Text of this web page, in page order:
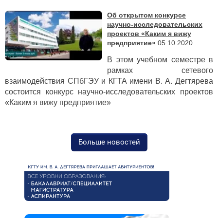
Об открытом конкурсе
научно-исследовательских
проектов «Каким я вижу
предприятие» 05.10.2020
В этом учебном семестре в
рамках сетевого
взаимодействия СПбГЭУ и КГТА имени В. А. Дегтярева
состоится конкурс научно-исследовательских проектов
«Каким я вижу предприятие»
Больше новостей